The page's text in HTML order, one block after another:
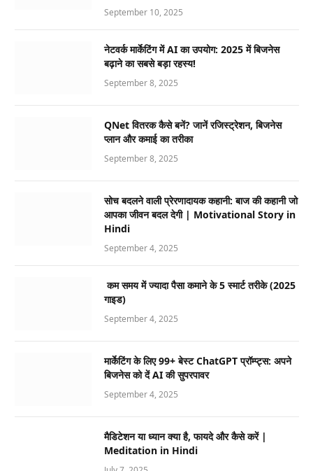
September 10, 2025
नेटवर्क मार्केटिंग में AI का उपयोग: 2025 में बिजनेस
बढ़ाने का सबसे बड़ा रहस्य!
September 8, 2025
QNet वितरक कैसे बनें? जानें रजिस्ट्रेशन, बिजनेस
प्लान और कमाई का तरीका
September 8, 2025
सोच बदलने वाली प्रेरणादायक कहानी: बाज की कहानी जो
आपका जीवन बदल देगी | Motivational Story in
Hindi
September 4, 2025
कम समय में ज्यादा पैसा कमाने के 5 स्मार्ट तरीके (2025
गाइड)
September 4, 2025
मार्केटिंग के लिए 99+ बेस्ट ChatGPT प्रॉम्प्ट्स: अपने
बिजनेस को दें AI की सुपरपावर
September 4, 2025
मैडिटेशन या ध्यान क्या है, फायदे और कैसे करें |
Meditation in Hindi